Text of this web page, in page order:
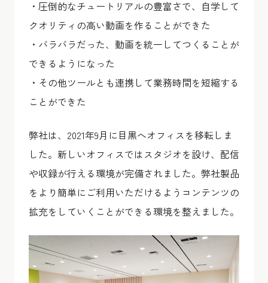
・圧倒的なチュートリアルの豊富さで、自学して
クオリティの高い動画を作ることができた
・バラバラだった、動画を統一してつくることが
できるようになった
・その他ツールとも連携して業務時間を短縮する
ことができた
弊社は、2021年9月に目黒へオフィスを移転しま
した。新しいオフィスではスタジオを設け、配信
や収録が行える環境が完備されました。弊社製品
をより簡単にご利用いただけるようコンテンツの
拡充をしていくことができる環境を整えました。